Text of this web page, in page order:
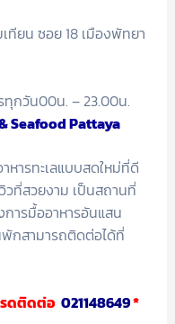
ทียน ซอย 18 เมืองพัทยา
ทุกวัน00น. – 23.00น.
Seafood Pattaya
ารทะเลแบบสดใหม่ที่ดี
วที่สวยงาม เป็นสถานที่
ารมื้ออาหารอันแสน
พักสามารถติดต่อได้ที่
รดติดต่อ 021148649*